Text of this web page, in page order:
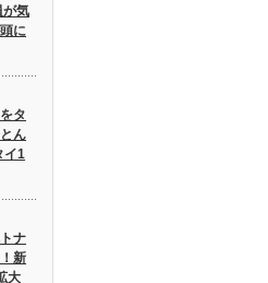
が気
に
タ
ん
イ1
ナ
新
大